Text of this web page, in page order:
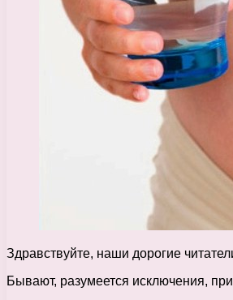
Здравствуйте, наши дорогие
Бывают, разумеется исключения,